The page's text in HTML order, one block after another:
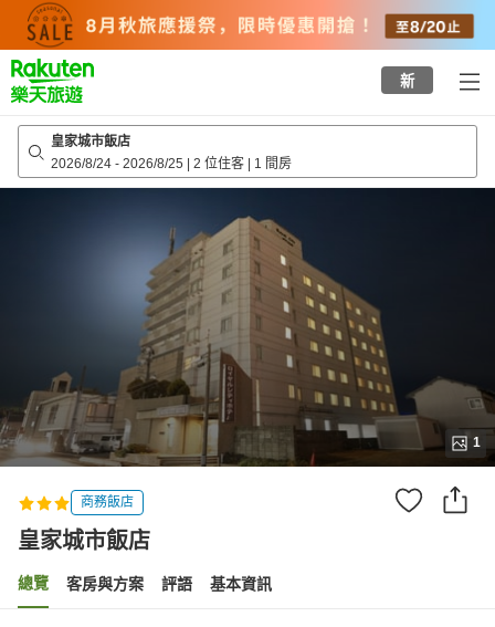
top
page
新
皇家城市飯店
2026/8/24 - 2026/8/25 | 2 位住客 | 1 間房
1
商務飯店
皇家城市飯店
總覽 客房與方案 評語 基本資訊